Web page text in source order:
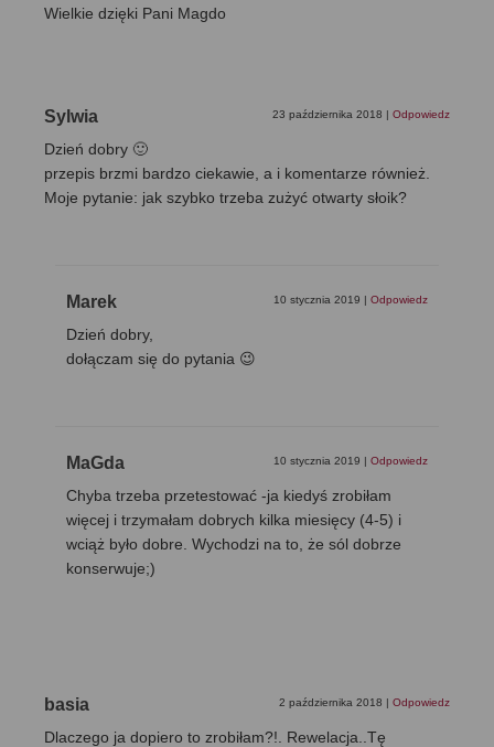
Wielkie dzięki Pani Magdo
Sylwia 23 października 2018 | Odpowiedz
Dzień dobry 🙂
przepis brzmi bardzo ciekawie, a i komentarze również.
Moje pytanie: jak szybko trzeba zużyć otwarty słoik?
Marek 10 stycznia 2019 | Odpowiedz
Dzień dobry,
dołączam się do pytania 😉
MaGda 10 stycznia 2019 | Odpowiedz
Chyba trzeba przetestować -ja kiedyś zrobiłam
więcej i trzymałam dobrych kilka miesięcy (4-5) i
wciąż było dobre. Wychodzi na to, że sól dobrze
konserwuje;)
basia 2 października 2018 | Odpowiedz
Dlaczego ja dopiero to zrobiłam?!. Rewelacja..Tę